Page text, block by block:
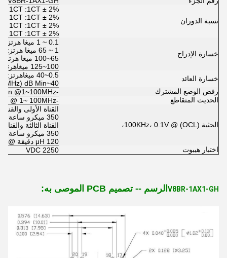
نسبة الدوران
1CT :1CT ± 2%
1CT :1CT ± 2%
1CT :1CT ± 2%
1CT :1CT ± 2%
خسارة الإدراج
0.1 ~ 1 ميغا هرتز: -1.0 ديسيبل ماكس
1 ~ 65 ميغا هرتز: -0.8 ديسيبل ماكس
65~100 ميغا هرتز: -1.0 ديسيبل كحد أقصى
100~125 ميغاهرتز: -1.2 ديسيبل ماكس
خسارة العائد
0.5~40 ميغاهرتز: -18 ديسيبل دقيقة
40~100MHz: -12+20 log (f/80MHz) dB Min
رفض الوضع المشترك
-30dB Min.@1~100MHz
الحديث المتقاطع
-30dB MIN @ 1~ 100MHz
الحثية (OCL) @ 100KHz، 0.1V،
القناة الأولى والقناة
350 ميكرو ساعة دقيقة @ 8mA DC BIAS
القناة الثالثة والقناة
350 ميكرو ساعة دقيقة @ 8mA DC BIAS
120 μH دقيقة @ 19mA DC BIAS
اختبار هيبوت
2250 VDC
V8BR-1AX1-GH الرسم -- تصميم PCB الموصى به: